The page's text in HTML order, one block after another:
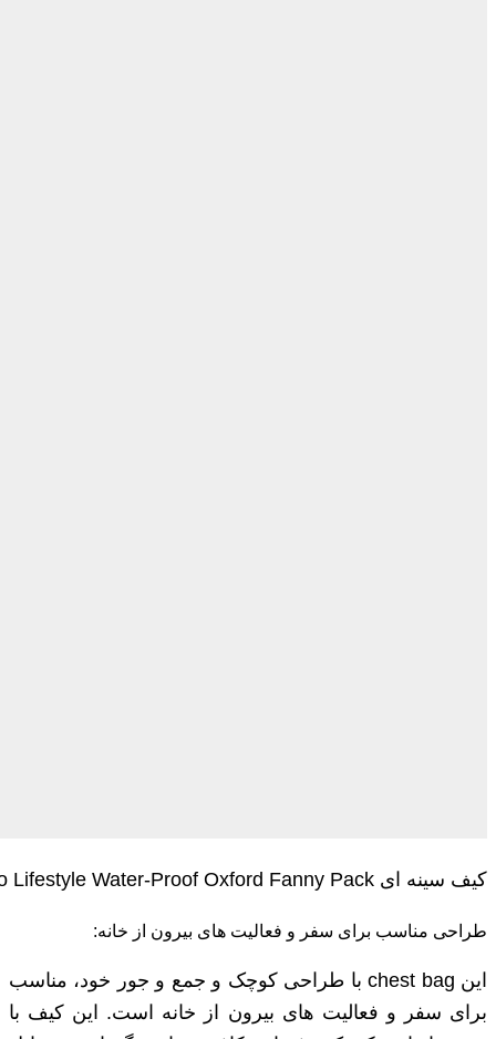
کیف سینه ای Porodo Lifestyle Water-Proof Oxford Fanny Pack
طراحی مناسب برای سفر و فعالیت‌ های بیرون از خانه:
این chest bag با طراحی کوچک و جمع‌ و جور خود، مناسب
برای سفر و فعالیت ‌های بیرون از خانه است. این کیف با